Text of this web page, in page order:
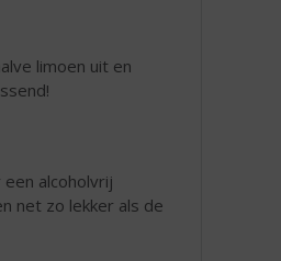
limoen uit en
alcoholvrij
net zo lekker als de